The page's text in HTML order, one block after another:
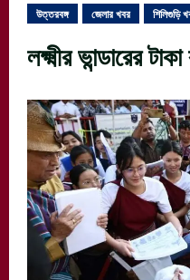
উত্তরবঙ্গ জেলার খবর শিলিগুড়ি
লক্ষ্মীর ভান্ডারের